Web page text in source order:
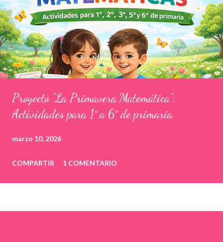
Proyecto “La Primavera Matemática”:
Actividades para 1° a 6° de primaria
marzo 10, 2026
COMPARTIR 1 COMENTARIO